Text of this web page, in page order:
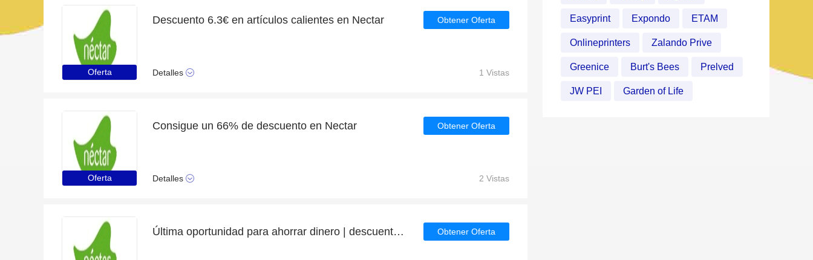
Oferta
Descuento 6.3€ en artículos calientes en Nectar
Detalles
Obtener Oferta
1 Vistas
Oferta
Consigue un 66% de descuento en Nectar
Detalles
Obtener Oferta
2 Vistas
Última oportunidad para ahorrar dinero | descuento Nectar Obtener Oferta
Easyprint Expondo ETAM
Onlineprinters Zalando Prive
Greenice Burt's Bees Prelved
JW PEI Garden of Life